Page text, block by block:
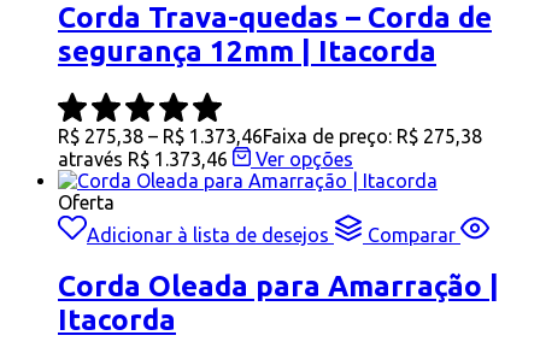
Corda Trava-quedas – Corda de
segurança 12mm | Itacorda
R$ 275,38 – R$ 1.373,46Faixa de preço: R$ 275,38
através R$ 1.373,46
Ver opções
Oferta
Adicionar à lista de desejos
Comparar
Corda Oleada para Amarração |
Itacorda